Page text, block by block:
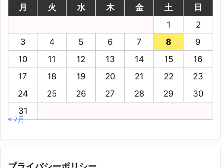
月
火 水 木 金 土
日
1
2
3
4 5 6 7 8
9
10
11 12 13 14 15
16
17
18 19 20 21 22
23
24
25 26 27 28 29
30
31
« 7月